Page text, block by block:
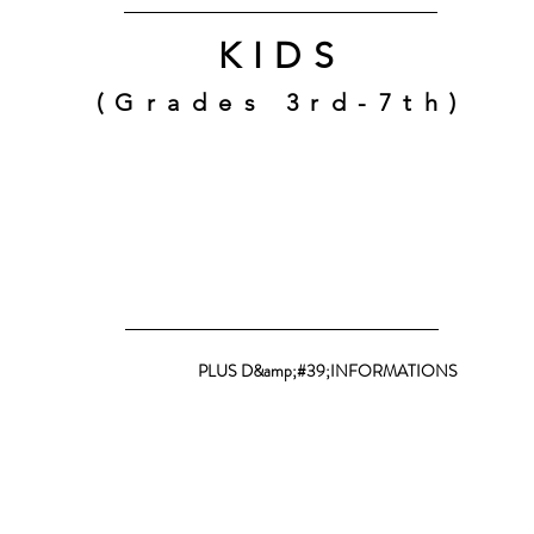
camp
KIDS
(Grades 3rd-7th)
PLUS D&amp;#39;INFORMATIONS